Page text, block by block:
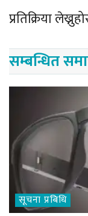
प्रतिक्रिया
सम्बन्धित
सूचना प्रबिधि